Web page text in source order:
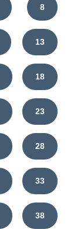
8
13
18
23
28
33
38